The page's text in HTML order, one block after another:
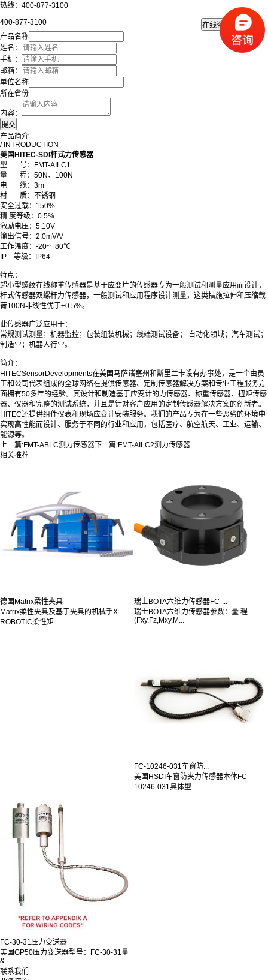
热线：400-877-3100
400-877-3100
产品名称
姓名：
手机：
邮箱：
单位名称
所在省份
内容：
产品简介
/ INTRODUCTION
美国HITEC-SDI杆式力传感器
型
号： FMT-AILC1
量
程： 50N、100N
电
缆：3m
材 质：不锈钢
安全过载： 150%
精 度等级 ： 0.5%
激励电压： 5,10V
输出信号： 2.0mV/V
工作温度： -20~+80℃
IP 等级 ： IP64
特点：
超小型螺纹在线称重传感器是基于应变片的传感器专为一般测试和测量应用而设计，
杆式传感器双螺杆力传感器，一般测试和应用程序设计测量，这类措施拉伸和压缩载
荷100N非线性优于±0.5%。
此传感器广泛应用于：
常规测试测量；机器监控；包装组装机械；线端测试设备； 自动化领域；汽车测试；
制造业；机器人行业。
简介：
HITECSensorDevelopments在美国马萨诸塞州和斯里兰卡设有办事处，是一个由员
工和公司代表组成的全球网络在提供传感器、定制传感器解决方案和专业工程服务方
面拥有50多年的经验。其设计和制造基于应变计的力传感器、称重传感器、扭矩传感
器、仪器和完整的测试系统，并且是针对客户应用的定制传感器解决方案的创新者。
HITEC还提供组件仪表和现场应变计安装服务。我们的产品专为在一些恶劣的环境中
实现高性能而设计、服务于不同的行业和应用，包括医疗、航空航天、工业、运输、
能源等。
上一篇:FMT-ABLC测力传感器 下一篇:FMT-AILC2测力传感器
相关推荐
德国Matrix柔性夹具
Matrix柔性夹具及基于夹具的机械手X-
ROBOTIC柔性矩...
瑞士BOTA六维力传感器FC-...
瑞士BOTA六维力传感器参数：量 程
(Fxy,Fz,Mxy,M...
FC-10246-031车窗防...
美国HSDI车窗防夹力传感器本体FC-
10246-031具体型...
FC-30-31压力变送器
美国GP50压力变送器型号：FC-30-31量
&...
联系我们